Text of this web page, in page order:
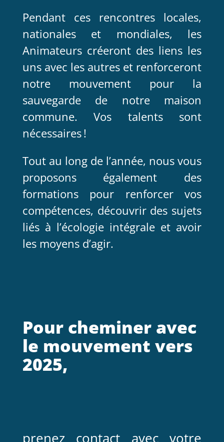
Pendant ces rencontres locales,
nationales et mondiales, les
Animateurs créeront des liens les
uns avec les autres et renforceront
notre mouvement pour la
sauvegarde de notre maison
commune. Vos talents sont
nécessaires !
Tout au long de l’année, nous vous
proposons également des
formations pour renforcer vos
compétences, découvrir des sujets
liés à l’écologie intégrale et avoir
les moyens d’agir.
Pour cheminer avec
le mouvement vers
2025,
prenez contact avec votre